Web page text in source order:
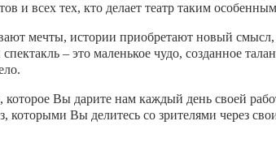
и всех тех, кто делает театр таким
мечты, истории приобретают новый смысл,
– это маленькое чудо, созданное
Вы дарите нам каждый день своей
которыми Вы делитесь со зрителями через